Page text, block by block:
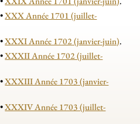
XXX Année 1701 (juillet-
XXXI Année 1702 (janvier-juin).
XXXII Année 1702 (juillet-
XXXIII Année 1703 (janvier-
XXXIV Année 1703 (juillet-